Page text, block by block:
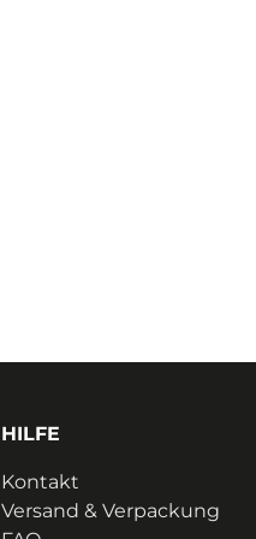
HILFE
Kontakt
Versand & Verpackung